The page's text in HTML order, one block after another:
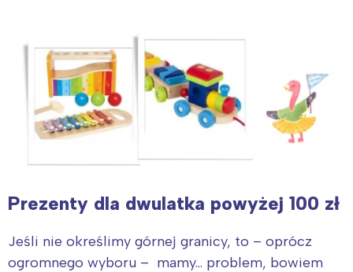
Prezenty dla dwulatka powyżej 100 zł
Jeśli nie określimy górnej granicy, to – oprócz
ogromnego wyboru – mamy… problem, bowiem